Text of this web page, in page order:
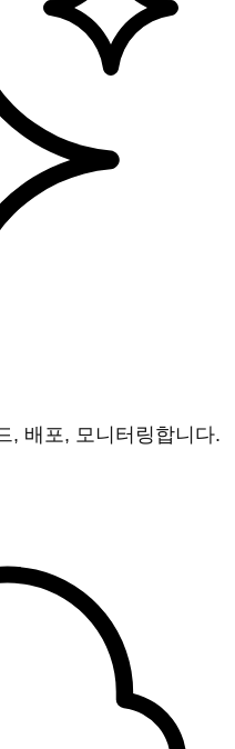
, 배포, 모니터링합니다.